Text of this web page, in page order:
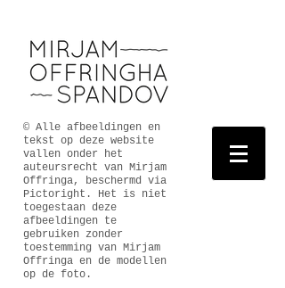
© Alle afbeeldingen en
tekst op deze website
vallen onder het
auteursrecht van Mirjam
Offringa, beschermd via
Pictoright. Het is niet
toegestaan deze
afbeeldingen te
gebruiken zonder
toestemming van Mirjam
Offringa en de modellen
op de foto.